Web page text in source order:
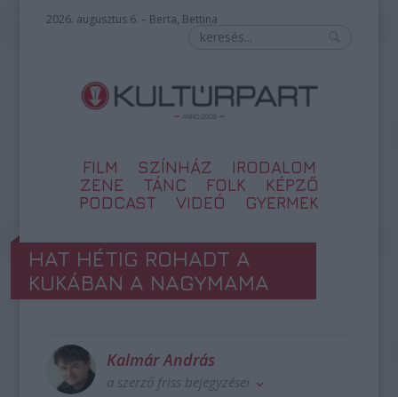
2026. augusztus 6. – Berta, Bettina
FILM SZÍNHÁZ
IRODALOM
ZENE
TÁNC FOLK
KÉPZŐ
PODCAST
VIDEÓ GYERMEK
HAT HÉTIG ROHADT A
KUKÁBAN A NAGYMAMA
Kalmár András
a szerző friss bejegyzései